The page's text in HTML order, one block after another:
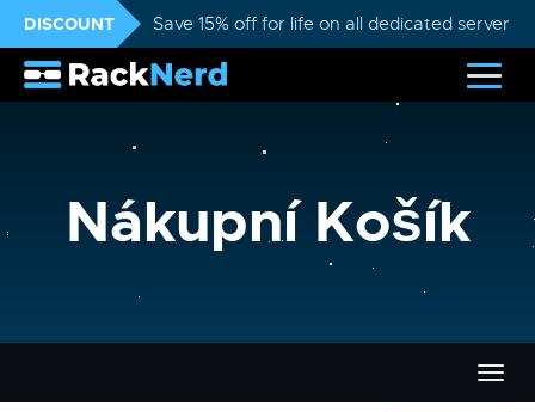
DISCOUNT Save 15% off for life on all dedicated servers
Nákupní Košík